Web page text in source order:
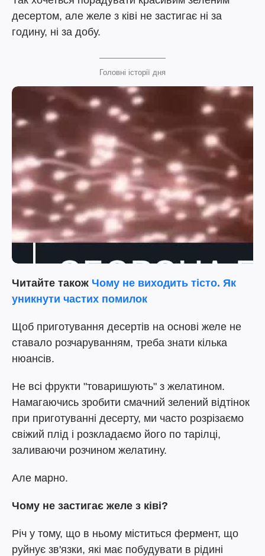
десертом, але желе з ківі не застигає ні за
годину, ні за добу.
Головні історії дня
Читайте також Чому не виходить тісто. Як
уникнути частих помилок
Щоб приготування десертів на основі желе не
ставало розчаруванням, треба знати кілька
нюансів.
Не всі фрукти "товаришують" з желатином.
Намагаючись зробити смачний зелений відтінок
при приготуванні десерту, ми часто розрізаємо
свіжий плід і розкладаємо його по тарілці,
заливаючи розчином желатину.
Але марно.
Чому не застигає желе з ківі?
Річ у тому, що в ньому міститься фермент, що
руйнує зв'язки, які має побудувати в рідині